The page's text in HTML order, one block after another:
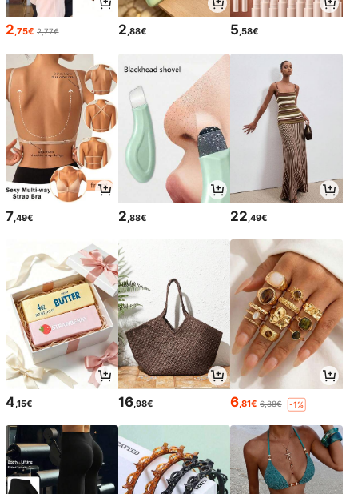
2,75€ 2,77€ 2,88€ 5,58€
7 ,49€ 2 ,88€ 22 ,49€
4,15€ 16,98€ 6,81€ 6,88€ -1%